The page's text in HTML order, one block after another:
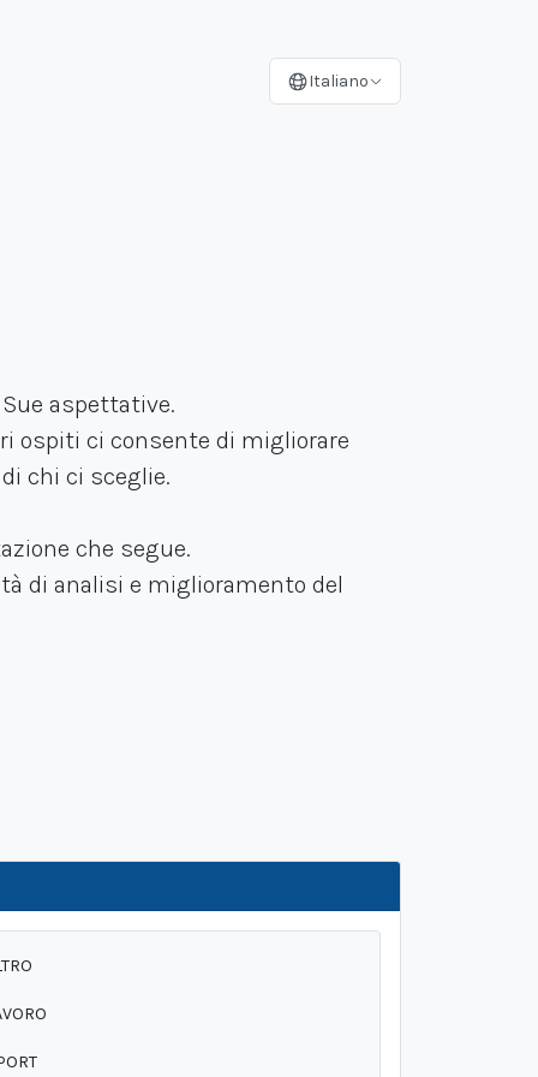
Italiano
aspettative.
ospiti ci consente di migliorare
chi ci sceglie.
che segue.
di analisi e miglioramento del